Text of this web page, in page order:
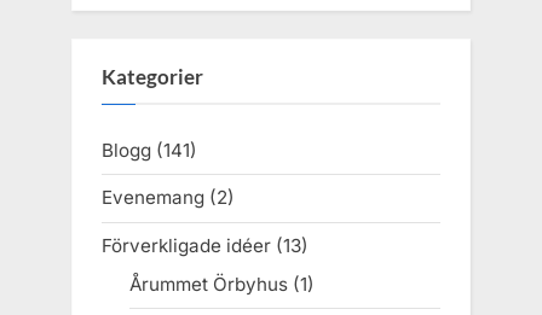
Kategorier
Blogg (141)
Evenemang (2)
Förverkligade idéer (13)
Årummet Örbyhus(1)